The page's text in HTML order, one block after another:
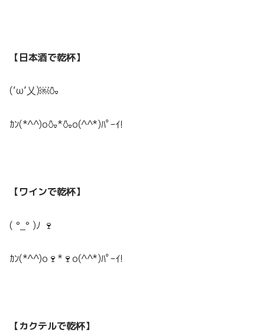
【日本酒で乾杯】
(‘ω’乂)￼🍶
ｶﾝ(*^^)o🍶*🍶o(^^*)ﾊﾟｰｲ!
【ワインで乾杯】
( °_° )ﾉ 🍷
ｶﾝ(*^^)o🍷*🍷o(^^*)ﾊﾟｰｲ!
【カクテルで乾杯】